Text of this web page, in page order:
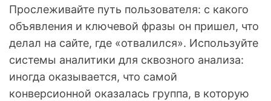
Прослеживайте путь пользователя: с какого
объявления и ключевой фразы он пришел, что
делал на сайте, где «отвалился». Используйте
системы аналитики для сквозного анализа:
иногда оказывается, что самой
конверсионной оказалась группа, в которую